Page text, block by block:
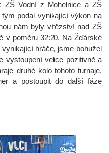
ZŠ Vodní z Mohelnice a ZŠ
podal vynikající výkon na
nám byly vítězství nad ZŠ
v poměru 32:20. Na Žďárské
hráče, jsme bohužel
vystoupení velice pozitivně a
druhé kolo tohoto turnaje,
a postoupit do další fáze